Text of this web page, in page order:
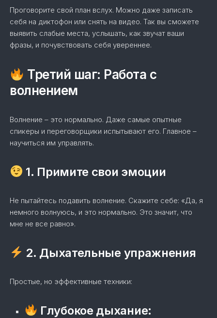
Проговорите свой план вслух. Можно даже записать
себя на диктофон или снять на видео. Так вы сможете
выявить слабые места, услышать, как звучат ваши
фразы, и почувствовать себя увереннее.
Третий шаг: Работа с
волнением
Волнение – это нормально. Даже самые опытные
спикеры и переговорщики испытывают его. Главное –
научиться им управлять.
1. Примите свои эмоции
Не пытайтесь подавить волнение. Скажите себе: «Да, я
немного волнуюсь, и это нормально. Это значит, что
мне не все равно».
2. Дыхательные упражнения
Простые, но эффективные техники:
Глубокое дыхание: